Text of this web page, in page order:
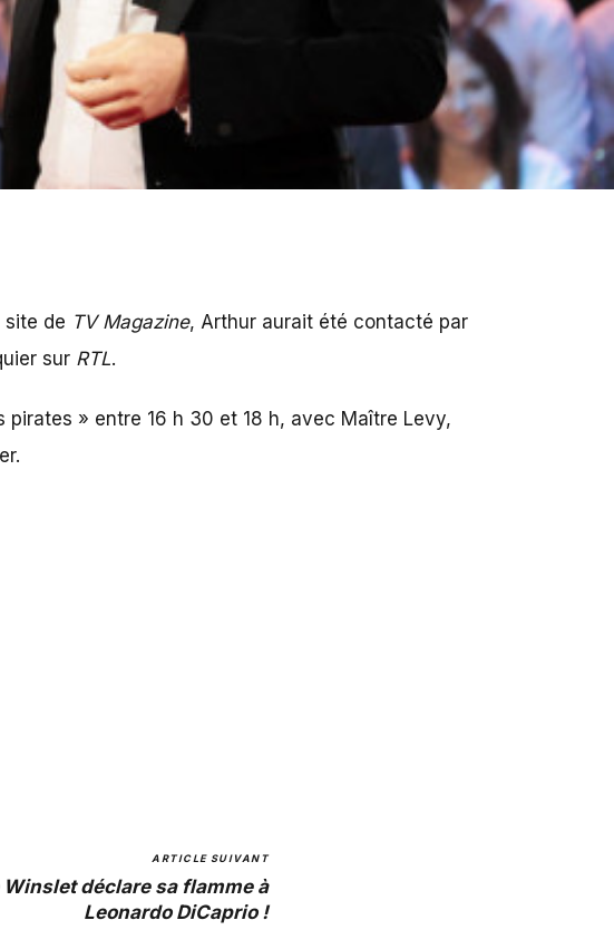
site de TV Magazine, Arthur aurait été contacté par
sur RTL.
pirates » entre 16 h 30 et 18 h, avec Maître Levy,
ARTICLE SUIVANT
Winslet déclare sa flamme à
Leonardo DiCaprio !